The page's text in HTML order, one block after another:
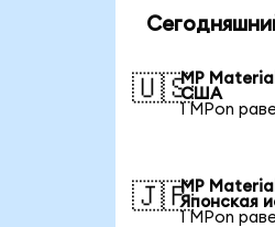
🇺🇸MP
США
1 MPon
🇯🇵MP
Японская
1 MPon